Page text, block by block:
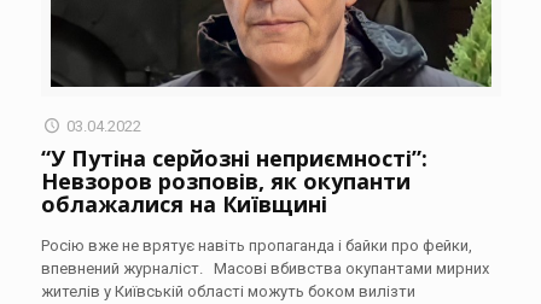
03.04.2022
“У Путіна серйозні неприємності”:
Невзоров розповів, як окупанти
облажалися на Київщині
Росію вже не врятує навіть пропаганда і байки про фейки,
впевнений журналіст. Масові вбивства окупантами мирних
жителів у Київській області можуть боком вилізти